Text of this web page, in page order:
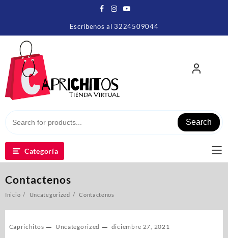
Escribenos al 3224509044
Search
Categoría
Contactenos
Inicio Uncategorized Contactenos
Caprichitos Uncategorized diciembre 27, 2021